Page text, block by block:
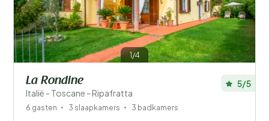
1/4
La Rondine
Italië - Toscane - Ripafratta
5/5
6 gasten 3 slaapkamers 3 badkamers